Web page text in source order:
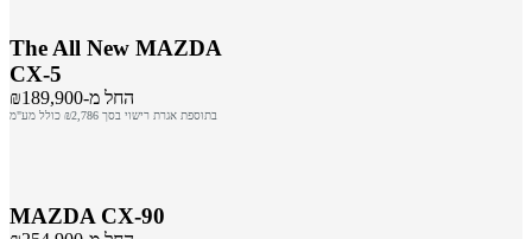
The All New MAZDA
CX-5
החל מ-₪189,900
בתוספת אגרת רישוי בסך ₪2,786 כולל מע"מ
MAZDA CX-90